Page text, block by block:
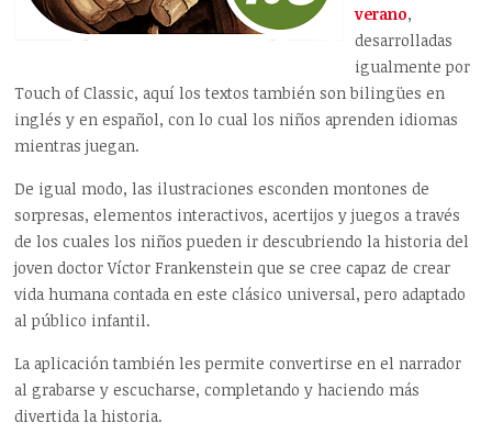
verano,
desarrolladas
igualmente por
Touch of Classic, aquí los textos también son bilingües en
inglés y en español, con lo cual los niños aprenden idiomas
mientras juegan.
De igual modo, las ilustraciones esconden montones de
sorpresas, elementos interactivos, acertijos y juegos a través
de los cuales los niños pueden ir descubriendo la historia del
joven doctor Víctor Frankenstein que se cree capaz de crear
vida humana contada en este clásico universal, pero adaptado
al público infantil.
La aplicación también les permite convertirse en el narrador
al grabarse y escucharse, completando y haciendo más
divertida la historia.